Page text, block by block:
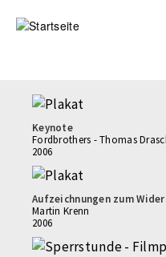
zum
Keynote
Fordbrothers - Thomas
2006
Aufzeichnungen zum
Martin Krenn
2006